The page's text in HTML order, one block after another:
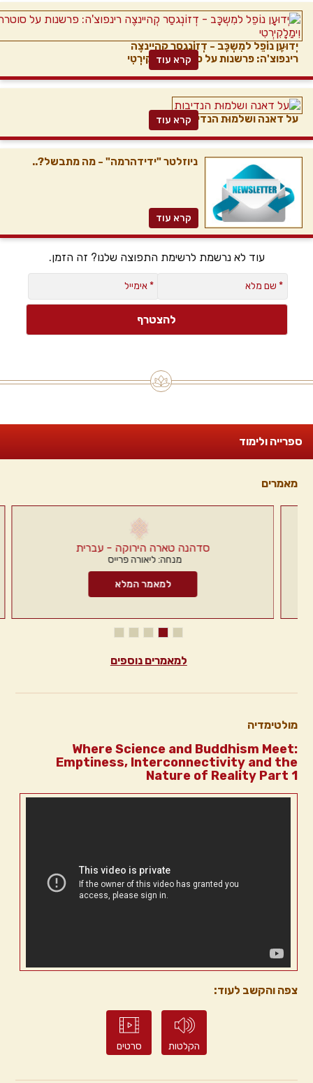
יְדוּעָן נוֹפֵל למִשְכָּב - דְזוֹנְגסַר קְהיינצֶה
רינפוצ'ה: פרשנות על סוטרת וִימַלָקִירְטִי
קרא עוד
על דאנה ושלמוּת הנדיבותקרא עוד
ניוזלטר "ידידהרמה" - מה מתבשל?..
קרא עוד
עוד לא נרשמת לרשימת התפוצה שלנו? זה הזמן.
ספרייה ולימוד
מאמרים
סדהנה טארה הירוקה - עברית
מנחה: ליאורה פרייס
למאמר המלא
למאמרים נוספים
מולטימדיה
Where Science and Buddhism Meet:
Emptiness, Interconnectivity and the
Nature of Reality Part 1
צפה והקשב לעוד:
הקלטות סרטים